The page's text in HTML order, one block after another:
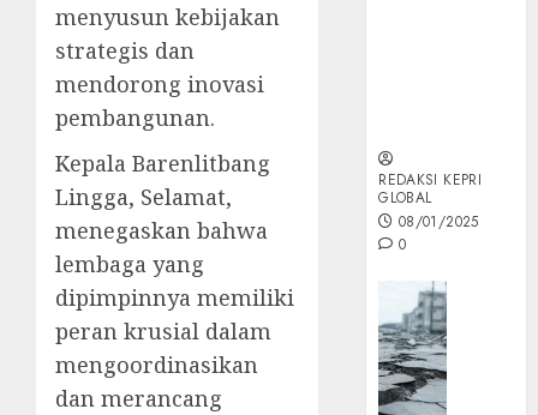
menyusun kebijakan
strategis dan
mendorong inovasi
pembangunan.
Kepala Barenlitbang
Lingga, Selamat,
menegaskan bahwa
lembaga yang
dipimpinnya memiliki
peran krusial dalam
mengoordinasikan
dan merancang
REDAKSI KEPRI
GLOBAL
08/01/2025
0